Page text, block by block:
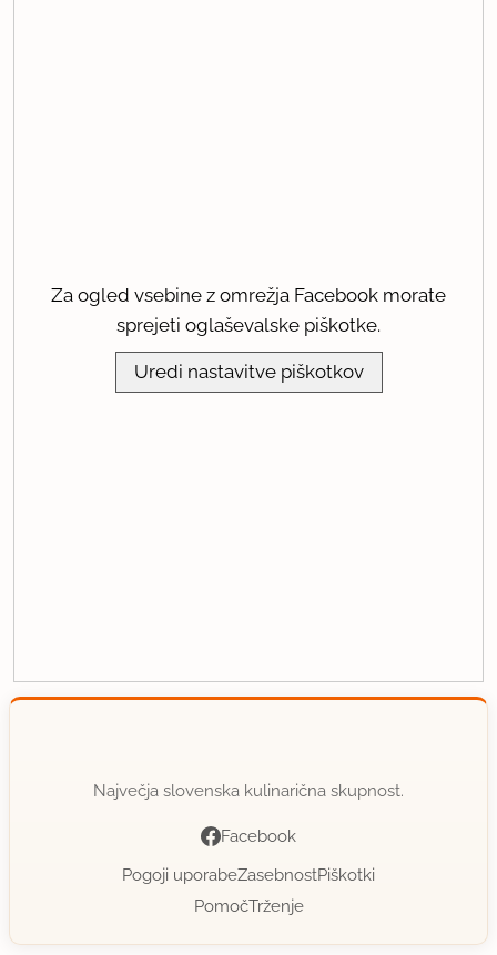
Za ogled vsebine z omrežja Facebook morate
sprejeti oglaševalske piškotke.
Uredi nastavitve piškotkov
Največja slovenska kulinarična skupnost.
Facebook
Pogoji uporabeZasebnostPiškotki
PomočTrženje